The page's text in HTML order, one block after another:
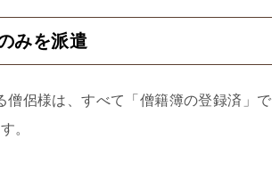
みを派遣
侶様は、すべて「僧籍簿の登録済」で
。